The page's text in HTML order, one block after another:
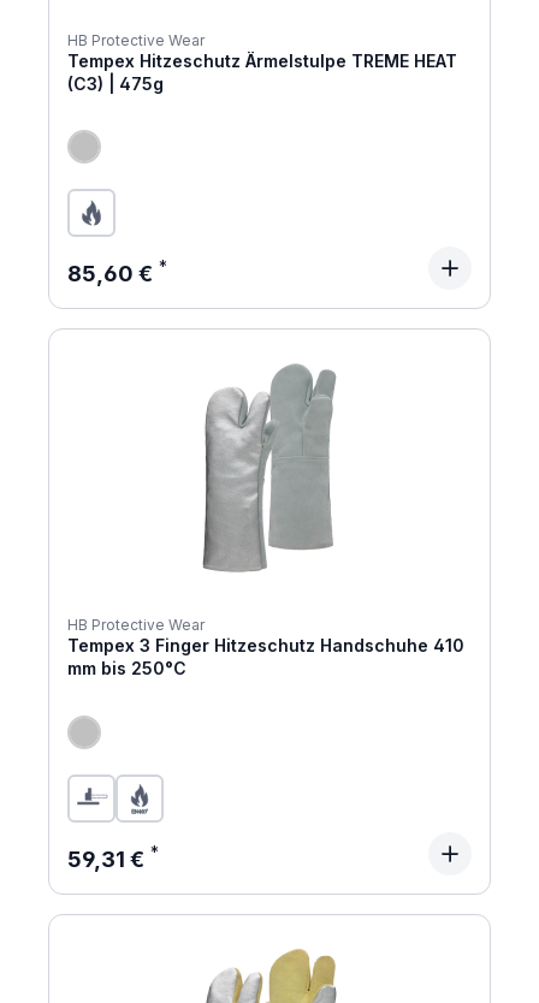
HB Protective Wear
Tempex Hitzeschutz Ärmelstulpe TREME HEAT
(C3) | 475g
Regulärer Preis:
85,60 €
HB Protective Wear
Tempex 3 Finger Hitzeschutz Handschuhe 410
mm bis 250°C
Regulärer Preis:
59,31 €